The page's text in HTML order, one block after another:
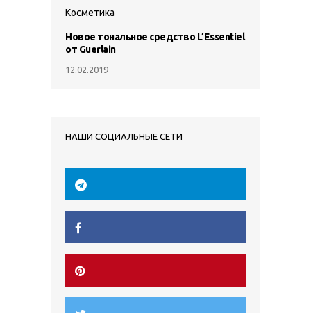
Косметика
Новое тональное средство L’Essentiel
от Guerlain
12.02.2019
НАШИ СОЦИАЛЬНЫЕ СЕТИ